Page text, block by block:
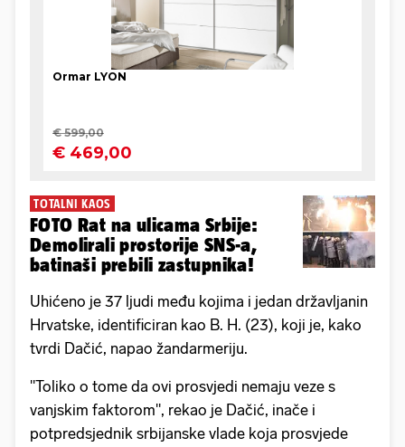
TOTALNI KAOS
FOTO Rat na ulicama Srbije:
Demolirali prostorije SNS-a,
batinaši prebili zastupnika!
Uhićeno je 37 ljudi među kojima i jedan državljanin
Hrvatske, identificiran kao B. H. (23), koji je, kako
tvrdi Dačić, napao žandarmeriju.
"Toliko o tome da ovi prosvjedi nemaju veze s
vanjskim faktorom", rekao je Dačić, inače i
potpredsjednik srbijanske vlade koja prosvjede